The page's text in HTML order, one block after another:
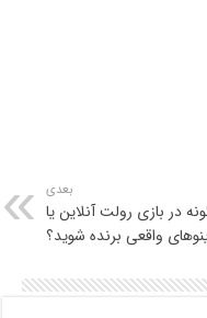
بعدی
در بازی رولت آنلاین یا
واقعی برنده شوید؟